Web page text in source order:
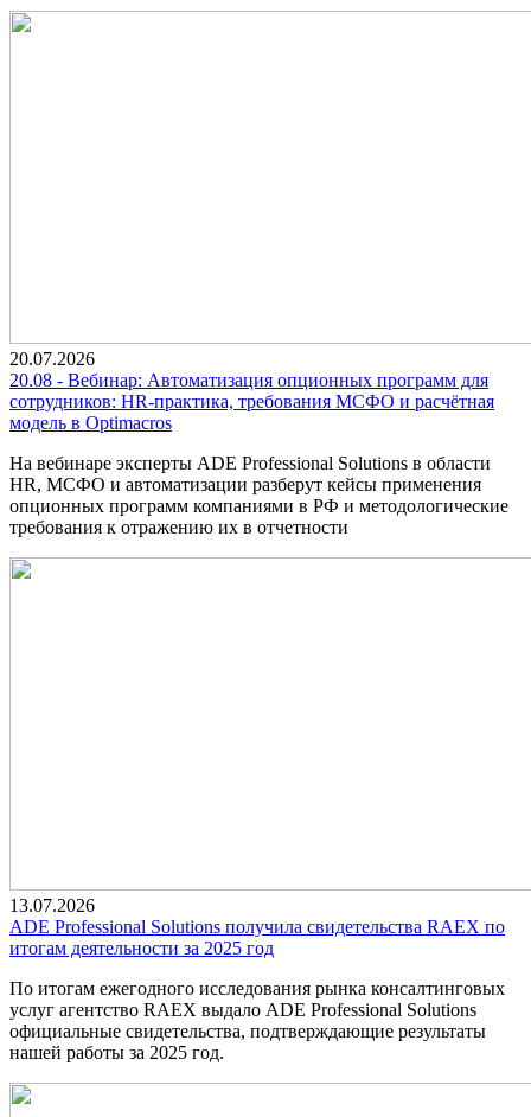
20.07.2026
20.08 - Вебинар: Автоматизация опционных программ для
сотрудников: HR-практика, требования МСФО и расчётная
модель в Optimacros
На вебинаре эксперты ADE Professional Solutions в области
HR, МСФО и автоматизации разберут кейсы применения
опционных программ компаниями в РФ и методологические
требования к отражению их в отчетности
13.07.2026
ADE Professional Solutions получила свидетельства RAEX по
итогам деятельности за 2025 год
По итогам ежегодного исследования рынка консалтинговых
услуг агентство RAEX выдало ADE Professional Solutions
официальные свидетельства, подтверждающие результаты
нашей работы за 2025 год.